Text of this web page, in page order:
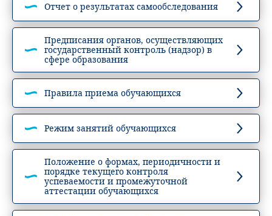
Отчет о результатах самообследования
Предписания органов, осуществляющих
государственный контроль (надзор) в
сфере образования
Правила приема обучающихся
Режим занятий обучающихся
Положение о формах, периодичности и
порядке текущего контроля
успеваемости и промежуточной
аттестации обучающихся